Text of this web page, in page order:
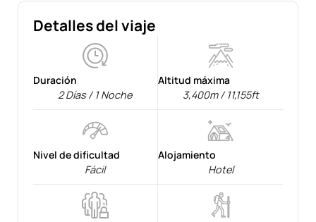
Detalles del viaje
Duración
2 Días / 1 Noche
Altitud máxima
3,400m / 11,155ft
Nivel de dificultad
Fácil
Alojamiento
Hotel